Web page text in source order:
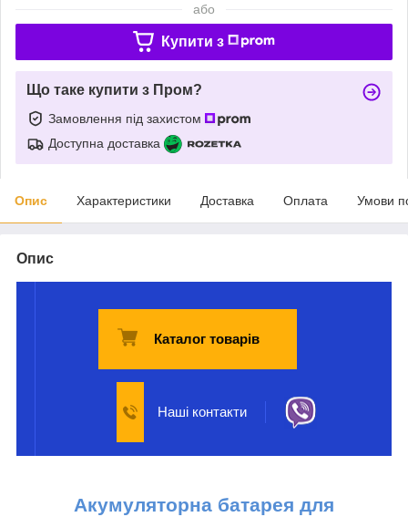
або
Купити з
Що таке купити з Пром?
Замовлення під захистом
Доступна доставка
Опис Характеристики Доставка Оплата Умови
Опис
Каталог товарів
Наші контакти
Акумуляторна батарея для